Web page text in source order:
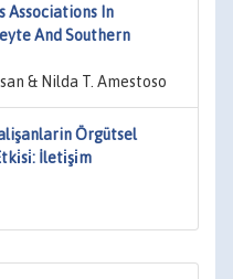
Associations In
And Southern
& Nilda T. Amestoso
Örgütsel
İleti̇şi̇m